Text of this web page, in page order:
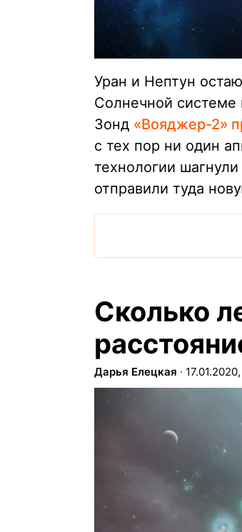
Уран и Нептун
Солнечной
Зонд «Вояджер-2»
с тех пор ни один
технологии
отправили туда
Сколько
Дарья Елецкая ∙ 17.01.2020,